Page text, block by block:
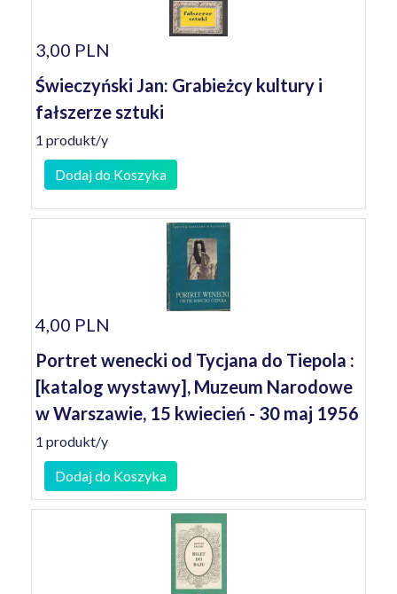
3,00 PLN
Świeczyński Jan: Grabieżcy kultury i
fałszerze sztuki
1 produkt/y
Dodaj do Koszyka
4,00 PLN
Portret wenecki od Tycjana do Tiepola :
[katalog wystawy], Muzeum Narodowe
w Warszawie, 15 kwiecień - 30 maj 1956
1 produkt/y
Dodaj do Koszyka